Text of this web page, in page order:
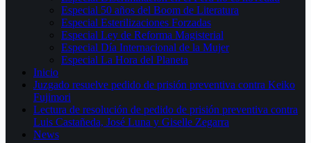
Especial 50 años del Boom de Literatura
Especial Esterilizaciones Forzadas
Especial Ley de Reforma Magisterial
Especial Día Internacional de la Mujer
Especial La Hora del Planeta
Inicio
Juzgado resuelve pedido de prisión preventiva contra Keiko
Fujimori
Lectura de resolución de pedido de prisión preventiva contra
Luis Castañeda, José Luna y Giselle Zegarra
News